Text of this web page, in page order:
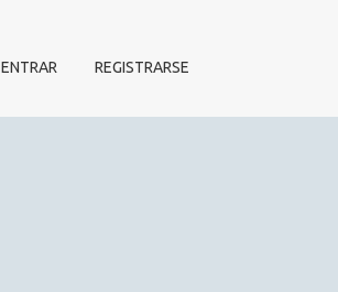
ENTRAR REGISTRARSE